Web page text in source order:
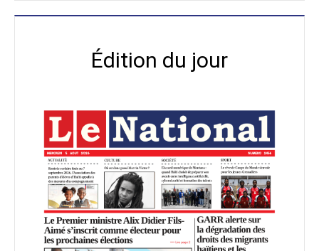
Édition du jour